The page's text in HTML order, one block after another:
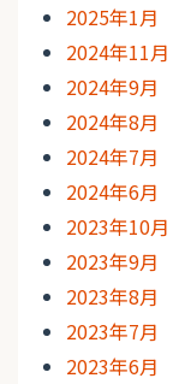
2025年1月
2024年11月
2024年9月
2024年8月
2024年7月
2024年6月
2023年10月
2023年9月
2023年8月
2023年7月
2023年6月